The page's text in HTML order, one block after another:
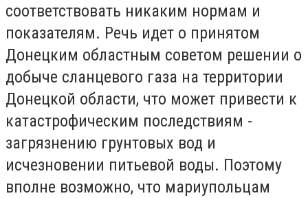
соответствовать никаким нормам и
показателям. Речь идет о принятом
Донецким областным советом решении о
добыче сланцевого газа на территории
Донецкой области, что может привести к
катастрофическим последствиям -
загрязнению грунтовых вод и
исчезновении питьевой воды. Поэтому
вполне возможно, что мариупольцам